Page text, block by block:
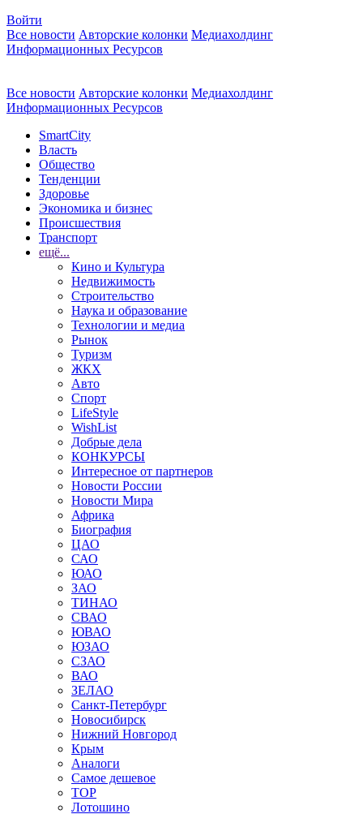
Войти
Все новости Авторские колонки Медиахолдинг
Информационных Ресурсов
Все новости Авторские колонки Медиахолдинг
Информационных Ресурсов
SmartCity
Власть
Общество
Тенденции
Здоровье
Экономика и бизнес
Происшествия
Транспорт
ещё...
Кино и Культура
Недвижимость
Строительство
Наука и образование
Технологии и медиа
Рынок
Туризм
ЖКХ
Авто
Спорт
LifeStyle
WishList
Добрые дела
КОНКУРСЫ
Интересное от партнеров
Новости России
Новости Мира
Африка
Биография
ЦАО
САО
ЮАО
ЗАО
ТИНАО
СВАО
ЮВАО
ЮЗАО
СЗАО
ВАО
ЗЕЛАО
Санкт-Петербург
Новосибирск
Нижний Новгород
Крым
Аналоги
Самое дешевое
TOP
Лотошино